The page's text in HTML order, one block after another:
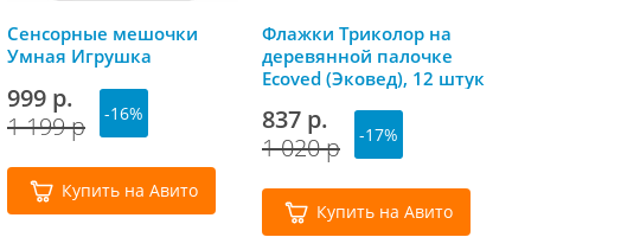
Сенсорные мешочки
Умная Игрушка
999 р.
1 199 р
-16%
Купить на Авито
Флажки Триколор на
деревянной палочке
Ecoved (Эковед), 12 штук
837 р.
1 020 р
-17%
Купить на Авито